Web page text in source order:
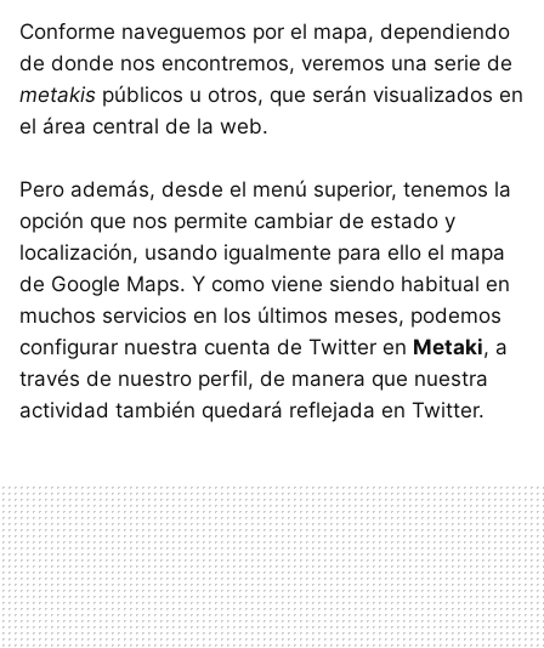
Conforme naveguemos por el mapa, dependiendo
de donde nos encontremos, veremos una serie de
metakis públicos u otros, que serán visualizados en
el área central de la web.
Pero además, desde el menú superior, tenemos la
opción que nos permite cambiar de estado y
localización, usando igualmente para ello el mapa
de Google Maps. Y como viene siendo habitual en
muchos servicios en los últimos meses, podemos
configurar nuestra cuenta de Twitter en Metaki, a
través de nuestro perfil, de manera que nuestra
actividad también quedará reflejada en Twitter.